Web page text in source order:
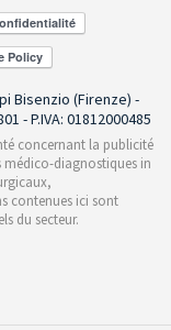
Bisenzio (Firenze) -
- P.IVA: 01812000485
concernant la publicité
médico-diagnostiques in
contenues ici sont
du secteur.